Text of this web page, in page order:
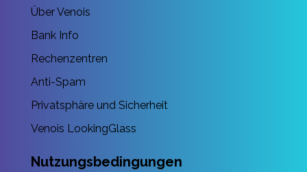
Über Venois
Bank Info
Rechenzentren
Anti-Spam
Privatsphäre und Sicherheit
Venois LookingGlass
Nutzungsbedingungen